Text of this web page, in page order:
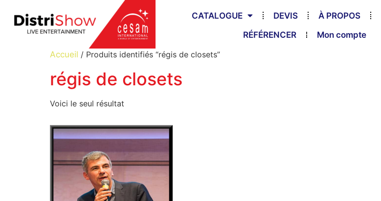
CATALOGUE DEVIS À PROPOS
RÉFÉRENCER
Mon compte
Accueil / Produits identifiés “régis de closets”
régis de closets
Voici le seul résultat